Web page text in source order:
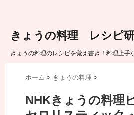
きょうの料理 レシピ
きょうの料理のレシピを覚え書き！料理上手
ホーム > きょうの料理 >
NHKきょうの料理